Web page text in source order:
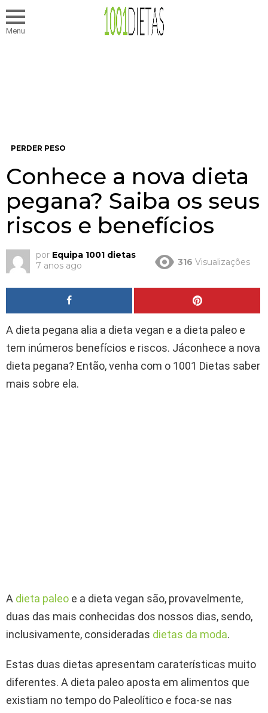
Menu
PERDER PESO
Conhece a nova dieta
pegana? Saiba os seus
riscos e benefícios
por Equipa 1001 dietas
7 anos ago
316 Visualizações
A dieta pegana alia a dieta vegan e a dieta paleo e
tem inúmeros benefícios e riscos. Jáconhece a nova
dieta pegana? Então, venha com o 1001 Dietas saber
mais sobre ela.
A dieta paleo e a dieta vegan são, provavelmente,
duas das mais conhecidas dos nossos dias, sendo,
inclusivamente, consideradas dietas da moda.
Estas duas dietas apresentam caraterísticas muito
diferentes. A dieta paleo aposta em alimentos que
existiam no tempo do Paleolítico e foca-se nas